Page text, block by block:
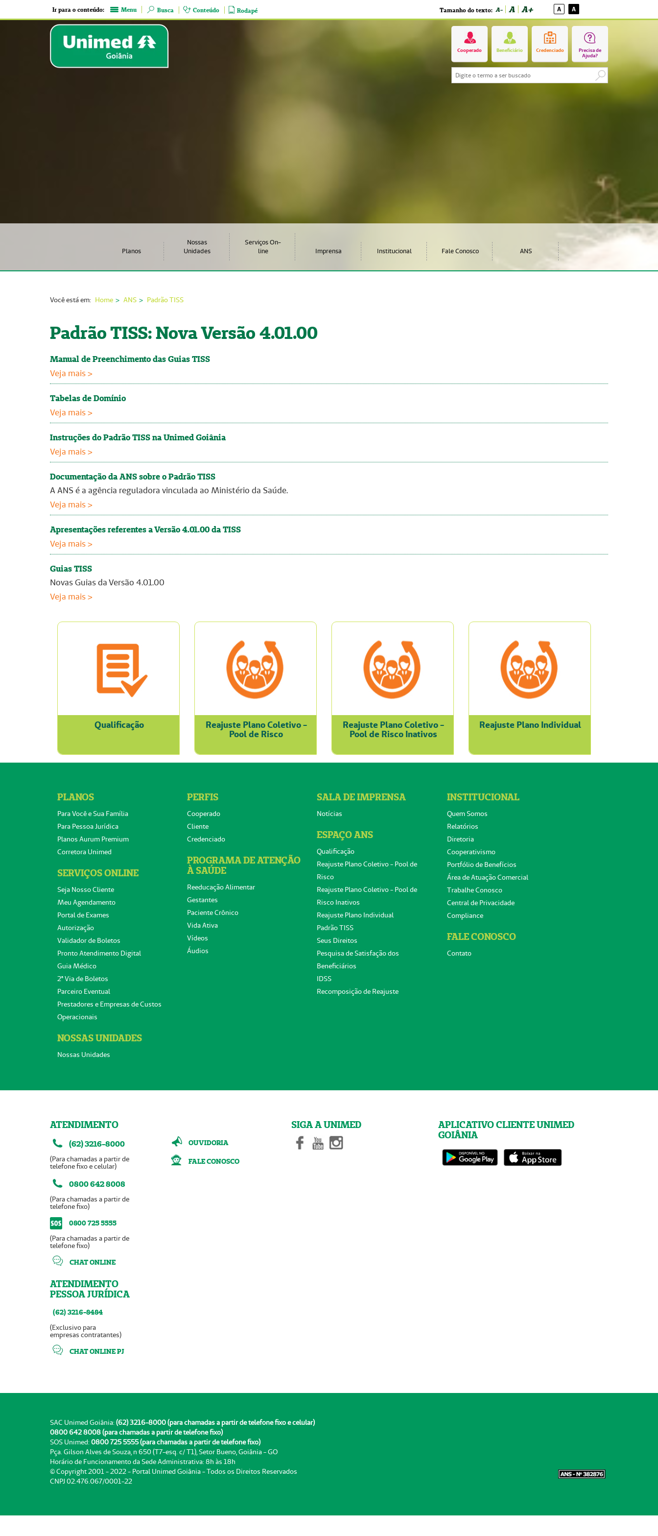
Ir para o conteúdo: Menu Busca Conteúdo Rodapé Tamanho do texto: A- A A+ A A
Cooperado Beneficiário Credenciado
Precisa de
Ajuda?
Planos
Nossas
Unidades
Serviços On-
line
Imprensa Institucional Fale Conosco ANS
Você está em: Home ANS Padrão TISS
Padrão TISS: Nova Versão 4.01.00
Manual de Preenchimento das Guias TISS
Veja mais >
Tabelas de Domínio
Veja mais >
Instruções do Padrão TISS na Unimed Goiânia
Veja mais >
Documentação da ANS sobre o Padrão TISS
A ANS é a agência reguladora vinculada ao Ministério da Saúde.
Veja mais >
Apresentações referentes a Versão 4.01.00 da TISS
Veja mais >
Guias TISS
Novas Guias da Versão 4.01.00
Veja mais >
Qualificação
Reajuste Plano Coletivo -
Pool de Risco
Reajuste Plano Coletivo -
Pool de Risco Inativos
Reajuste Plano Individual
PLANOS
Para Você e Sua Família
Para Pessoa Jurídica
Planos Aurum Premium
Corretora Unimed
SERVIÇOS ONLINE
Seja Nosso Cliente
Meu Agendamento
Portal de Exames
Autorização
Validador de Boletos
Pronto Atendimento Digital
Guia Médico
2ª Via de Boletos
Parceiro Eventual
Prestadores e Empresas de Custos
Operacionais
NOSSAS UNIDADES
Nossas Unidades
PERFIS
Cooperado
Cliente
Credenciado
PROGRAMA DE ATENÇÃO
À SAÚDE
Reeducação Alimentar
Gestantes
Paciente Crônico
Vida Ativa
Vídeos
Áudios
SALA DE IMPRENSA
Notícias
ESPAÇO ANS
Qualificação
Reajuste Plano Coletivo - Pool de
Risco
Reajuste Plano Coletivo - Pool de
Risco Inativos
Reajuste Plano Individual
Padrão TISS
Seus Direitos
Pesquisa de Satisfação dos
Beneficiários
IDSS
Recomposição de Reajuste
INSTITUCIONAL
Quem Somos
Relatórios
Diretoria
Cooperativismo
Portfólio de Benefícios
Área de Atuação Comercial
Trabalhe Conosco
Central de Privacidade
Compliance
FALE CONOSCO
Contato
ATENDIMENTO
(62) 3216-8000
(Para chamadas a partir de
telefone fixo e celular)
0800 642 8008
(Para chamadas a partir de
telefone fixo)
0800 725 5555
(Para chamadas a partir de
telefone fixo)
CHAT ONLINE
ATENDIMENTO
PESSOA JURÍDICA
(62) 3216-8484
(Exclusivo para
empresas contratantes)
CHAT ONLINE PJ
OUVIDORIA
FALE CONOSCO
SIGA A UNIMED
APLICATIVO CLIENTE UNIMED
GOIÂNIA
SAC Unimed Goiânia: (62) 3216-8000 (para chamadas a partir de telefone fixo e celular)
0800 642 8008 (para chamadas a partir de telefone fixo)
SOS Unimed: 0800 725 5555 (para chamadas a partir de telefone fixo)
Pça. Gilson Alves de Souza, n 650 (T7-esq. c/ T1), Setor Bueno, Goiânia - GO
Horário de Funcionamento da Sede Administrativa: 8h às 18h
© Copyright 2001 - 2022 - Portal Unimed Goiânia - Todos os Direitos Reservados
CNPJ 02.476.067/0001-22